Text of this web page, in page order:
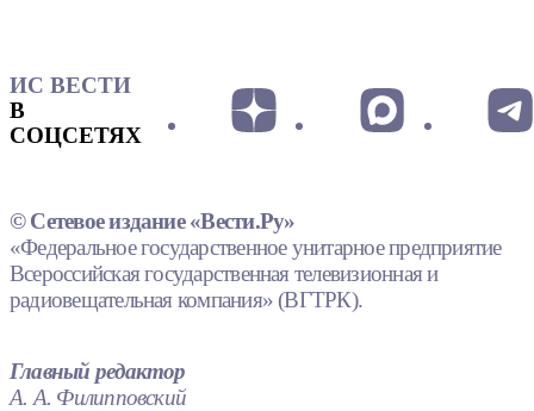
ИС ВЕСТИ
В
СОЦСЕТЯХ
© Сетевое издание «Вести.Ру»
«Федеральное государственное унитарное предприятие
Всероссийская государственная телевизионная и
радиовещательная компания» (ВГТРК).
Главный редактор
А. А. Филипповский